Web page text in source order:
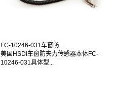
FC-10246-031车窗防...
美国HSDI车窗防夹力传感器本体FC-
10246-031具体型...